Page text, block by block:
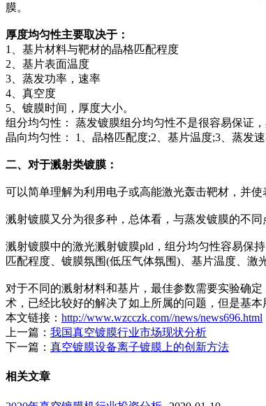
膜。
厚度均匀性主要取决于：
1、基片材料与靶材的晶格匹配程度
2、基片表面温度
3、蒸发功率，速率
4、真空度
5、镀膜时间，厚度大小。
组分均匀性： 蒸发镀膜组分均匀性不是很容易保证
晶向均匀性： 1、晶格匹配度;2、基片温度;3、蒸发
二、对于溅射类镀膜：
可以简单理解为利用电子或高能激光轰击靶材，并
溅射镀膜又分为很多种，总体看，与蒸发镀膜的不同
溅射镀膜中的激光溅射镀膜pld，组分均匀性容易保
匹配程度、镀膜氛围(低压气体氛围)、基片温度、激
对于不同的溅射材料和基片，最佳参数需要实验确
术，已经比较好的解决了如上所属的问题，但是基
本文链接： http://www.wzcczk.com//news/news696.html
上一篇： 我国真空镀膜行业市场现状分析
下一篇： 真空镀膜设备离子镀膜上的创新方法
相关文章